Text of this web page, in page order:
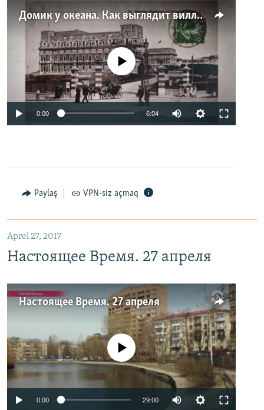
Домик у океана. Как выглядит вилла для Людмилы Путиной – репортаж с юга Франции
No media source currently available
0:00 6:04
Paylaş VPN-siz açmaq
Aprel 27, 2017
Настоящее Время. 27 апреля
Настоящее Время. 27 апреля
No media source currently available
0:00 29:00